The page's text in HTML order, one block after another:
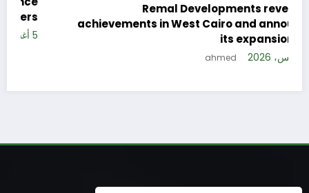
Remal Developments reveals its
achievements in West Cairo and announces
its expansion plan
5 أغسطس، 2026